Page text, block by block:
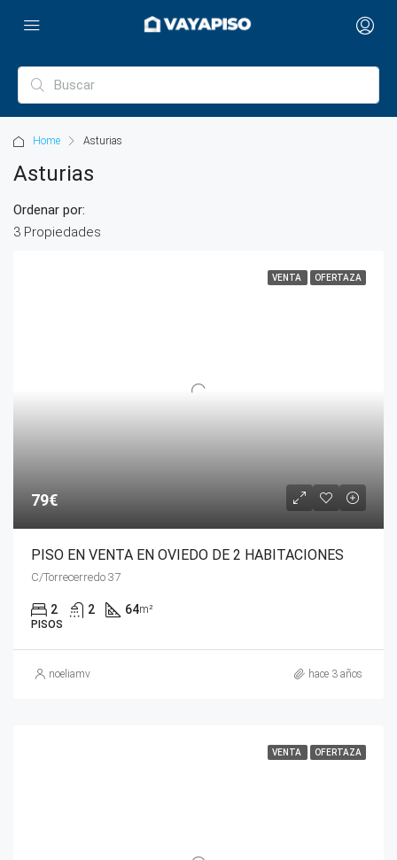
Home Asturias
Asturias
3 Propiedades
Ordenar por:
VENTA OFERTAZA
79€
PISO EN VENTA EN OVIEDO DE 2 HABITACIONES
C/Torrecerredo 37
2 2 64m²
PISOS
noeliamv hace 3 años
VENTA OFERTAZA